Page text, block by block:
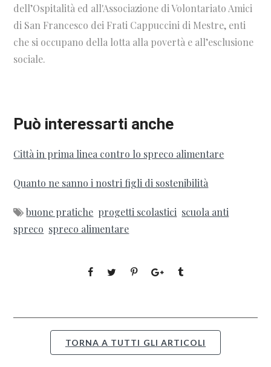
dell’Ospitalità ed all'Associazione di Volontariato Amici
di San Francesco dei Frati Cappuccini di Mestre, enti
che si occupano della lotta alla povertà e all’esclusione
sociale.
Può interessarti anche
Città in prima linea contro lo spreco alimentare
Quanto ne sanno i nostri figli di sostenibilità
buone pratiche progetti scolastici scuola anti
spreco spreco alimentare
TORNA A TUTTI GLI ARTICOLI